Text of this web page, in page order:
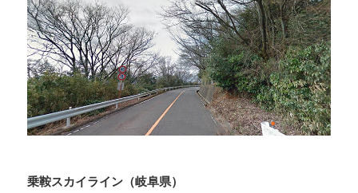
乗鞍スカイライン（岐阜県）